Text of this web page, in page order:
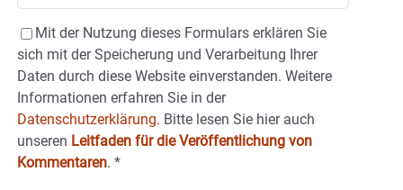
Mit der Nutzung dieses Formulars erklären Sie
sich mit der Speicherung und Verarbeitung Ihrer
Daten durch diese Website einverstanden. Weitere
Informationen erfahren Sie in der
Datenschutzerklärung. Bitte lesen Sie hier auch
unseren Leitfaden für die Veröffentlichung von
Kommentaren. *